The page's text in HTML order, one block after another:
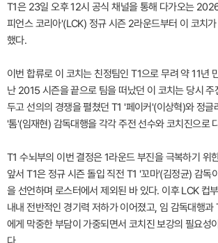
T1은 23일 오후 12시 공식 채널을 통해 다가오는
피언스 코리아'(LCK) 정규 시즌 2라운드부터 이 코치
했다.
이번 합류로 이 코치는 친정팀인 T1으로 무려 약 11년
난 2015 시즌을 끝으로 팀을 떠났던 이 코치는 당시 주
두고 선의의 경쟁을 펼쳤던 T1 '페이커'(이상혁)와 정글
'톰'(임재현) 감독대행을 각각 주전 선수와 코치진으로
T1 수뇌부의 이번 결정은 1라운드 부진을 극복하기 위
앞서 T1은 정규 시즌 돌입 직전 T1 '꼬마'(김정균) 감독
을 선언하며 로스터에서 제외된 바 있다. 이후 LCK 컵
내내 전반적인 경기력 저하가 이어졌고, 임 감독대행과
에게 막중한 부담이 가중되면서 코치진 보강의 필요성